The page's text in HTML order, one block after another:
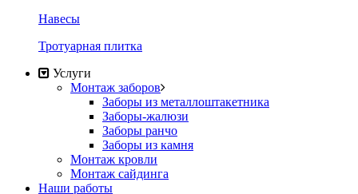
Навесы
Тротуарная плитка
Услуги
Монтаж заборов
Заборы из металлоштакетника
Заборы-жалюзи
Заборы ранчо
Заборы из камня
Монтаж кровли
Монтаж сайдинга
Наши работы